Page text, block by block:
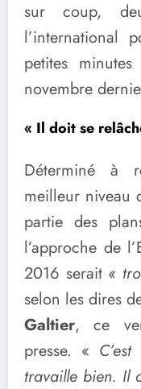
sur coup,
l’international
petites
novembre
« Il doit se
Déterminé à
meilleur niveau
partie des
l’approche de
2016 serait «
selon les dires
Galtier, ce
presse. «
travaille bien. Il